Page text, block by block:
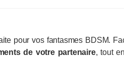
pour vos fantasmes BDSM.
de votre partenaire, tout